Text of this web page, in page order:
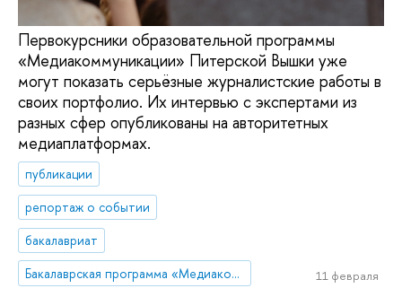
Первокурсники образовательной программы
«Медиакоммуникации» Питерской Вышки уже
могут показать серьёзные журналистские работы в
своих портфолио. Их интервью с экспертами из
разных сфер опубликованы на авторитетных
медиаплатформах.
публикации
репортаж о событии
бакалавриат
Бакалаврская программа «Медиакоммуникации»
11 февраля